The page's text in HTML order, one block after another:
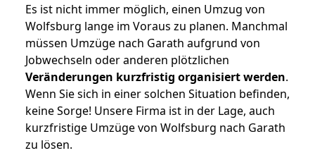
Es ist nicht immer möglich, einen Umzug von
Wolfsburg lange im Voraus zu planen. Manchmal
müssen Umzüge nach Garath aufgrund von
Jobwechseln oder anderen plötzlichen
Veränderungen kurzfristig organisiert werden.
Wenn Sie sich in einer solchen Situation befinden,
keine Sorge! Unsere Firma ist in der Lage, auch
kurzfristige Umzüge von Wolfsburg nach Garath
zu lösen.